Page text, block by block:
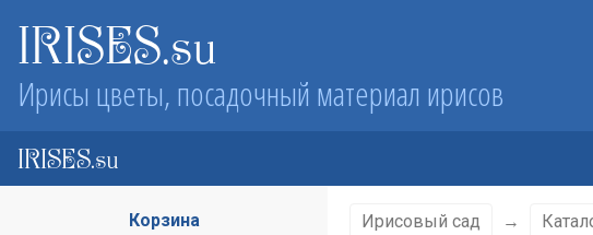
IRISES.su
Ирисы цветы, посадочный материал ирисов
IRISES.su
Корзина Ирисовый сад →